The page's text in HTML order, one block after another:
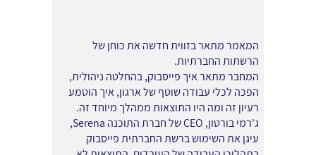
המאמר מתאר בזווית חדשה את כוחן של
הרשתות החברתיות.
המחבר מתאר איך פייסבוק, בהחלטה ניהולית,
הפכה לכלי עבודה שוטף של ארגון, איך הוטמע
רעיון זה ומה היו התוצאות ממהלך מיוחד זה.
ג'רמי בורטון, CEO של חברת התוכנה Serena,
עיגן את השימוש ברשת החברתית פייסבוק